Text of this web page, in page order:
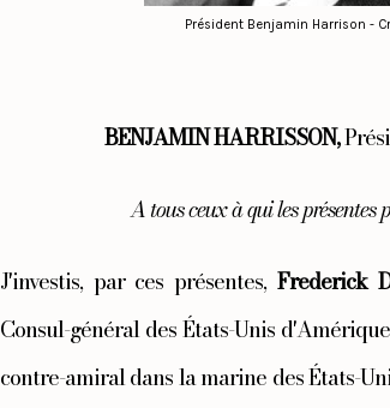
Président Benjamin Harrison -
BENJAMIN HARRISSON,
A tous ceux à qui les présentes
J'investis, par ces présentes, Frederick
Consul-général des États-Unis
contre-amiral dans la marine des États-